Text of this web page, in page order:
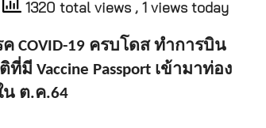
1320 total views , 1 views today
ค COVID-19 ครบโดส ทำการบิน
ที่มี Vaccine Passport เข้ามาท่อง
น ต.ค.64